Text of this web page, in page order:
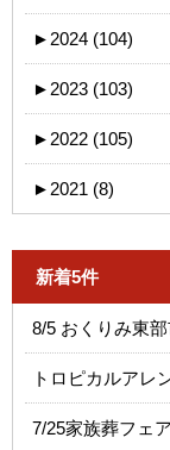
► 2024 (104)
► 2023 (103)
► 2022 (105)
► 2021 (8)
新着5件
8/5 おくりみ東
トロピカルアレ
7/25家族葬フェ